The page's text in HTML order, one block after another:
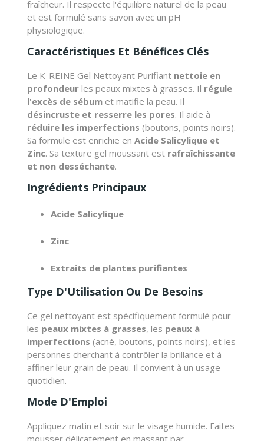
fraîcheur. Il respecte l'équilibre naturel de la peau
et est formulé sans savon avec un pH
physiologique.
Caractéristiques Et Bénéfices Clés
Le K-REINE Gel Nettoyant Purifiant nettoie en
profondeur les peaux mixtes à grasses. Il régule
l'excès de sébum et matifie la peau. Il
désincruste et resserre les pores. Il aide à
réduire les imperfections (boutons, points noirs).
Sa formule est enrichie en Acide Salicylique et
Zinc. Sa texture gel moussant est rafraîchissante
et non desséchante.
Ingrédients Principaux
Acide Salicylique
Zinc
Extraits de plantes purifiantes
Type D'Utilisation Ou De Besoins
Ce gel nettoyant est spécifiquement formulé pour
les peaux mixtes à grasses, les peaux à
imperfections (acné, boutons, points noirs), et les
personnes cherchant à contrôler la brillance et à
affiner leur grain de peau. Il convient à un usage
quotidien.
Mode D'Emploi
Appliquez matin et soir sur le visage humide. Faites
mousser délicatement en massant par